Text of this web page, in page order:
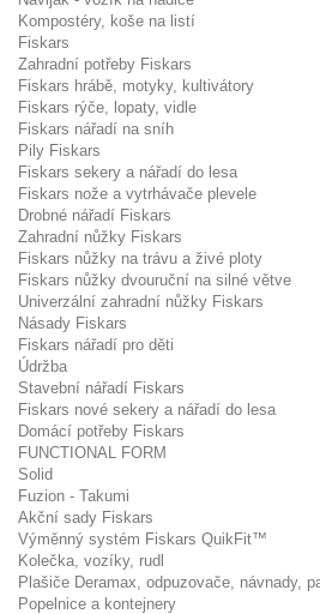
Kompostéry, koše na listí
Fiskars
Zahradní potřeby Fiskars
Fiskars hrábě, motyky, kultivátory
Fiskars rýče, lopaty, vidle
Fiskars nářadí na sníh
Pily Fiskars
Fiskars sekery a nářadí do lesa
Fiskars nože a vytrhávače plevele
Drobné nářadí Fiskars
Zahradní nůžky Fiskars
Fiskars nůžky na trávu a živé ploty
Fiskars nůžky dvouruční na silné větve
Univerzální zahradní nůžky Fiskars
Násady Fiskars
Fiskars nářadí pro děti
Údržba
Stavební nářadí Fiskars
Fiskars nové sekery a nářadí do lesa
Domácí potřeby Fiskars
FUNCTIONAL FORM
Solid
Fuzion - Takumi
Akční sady Fiskars
Výměnný systém Fiskars QuikFit™
Kolečka, vozíky, rudl
Plašiče Deramax, odpuzovače, návnady,
Popelnice a kontejnery